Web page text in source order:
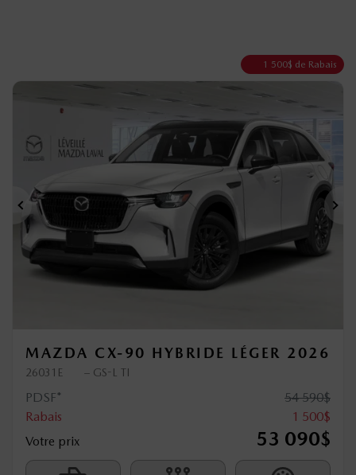
1 500$ de Rabais
Précédent
MAZDA CX-90 HYBRIDE LÉGER 2026
26031E – GS-L TI
PDSF* 54 590$
Rabais
1 500$
Votre prix
53 090$